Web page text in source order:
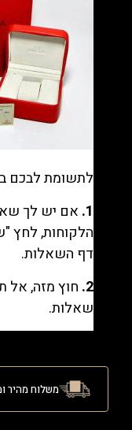
לתשומת לבכם
1. אם יש לך
הלקוחות, לחץ "
דף השאלות.
2. חוץ מזה, אל
שאלות.
משלוח מהיר